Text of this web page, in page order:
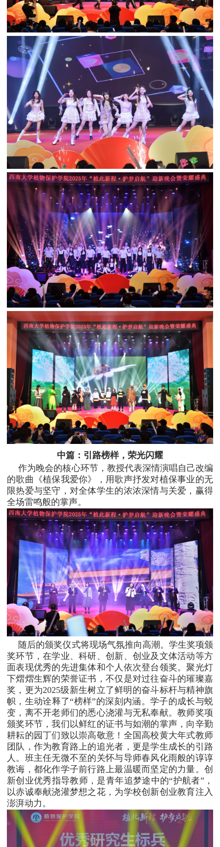
中篇：引路榜样，荣光闪耀
作为晚会的核心环节，教授代表深情演唱自己改编
的歌曲《植保我爱你》，用歌声抒发对植保事业的无
限热爱与坚守，对全体学生的浓浓深情与关爱，赢得
全场雷鸣般的掌声。
随后的颁奖仪式将现场气氛推向高潮。学生奖项颁
奖环节，在学业、科研、创新、创业及文体活动等方
面表现优秀的先进集体和个人依次登台领奖。聚光灯
下熠熠生辉的荣誉证书，不仅是对过往奋斗的璀璨嘉
奖，更为2025级新生树立了鲜明的奋斗标杆与精神旗
帜，生动诠释了“榜样”的深刻内涵。学子的成长与蜕
变，离不开老师们的悉心浇灌与无私奉献。教师奖项
颁奖环节，我们以鲜红的证书与如潮的掌声，向辛勤
耕耘的园丁们致以崇高敬意！全国高校黄大年式教师
团队，作为教育路上的追光者，更是学生成长的引路
人。班主任无微不至的关怀与导师春风化雨般的谆谆
教诲，都化作学子前行路上最温暖而坚定的力量。创
新创业优秀指导教师，是青年追梦途中的“护航者”，
以赤诚奉献浇灌梦想之花，为学校创新创业教育注入
澎湃动力。